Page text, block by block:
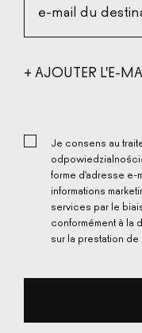
e-mail du
+ AJOUTER L'E-
Je consens au
forme d'adresse e-
informations
services par le
conformément à la
sur la prestation